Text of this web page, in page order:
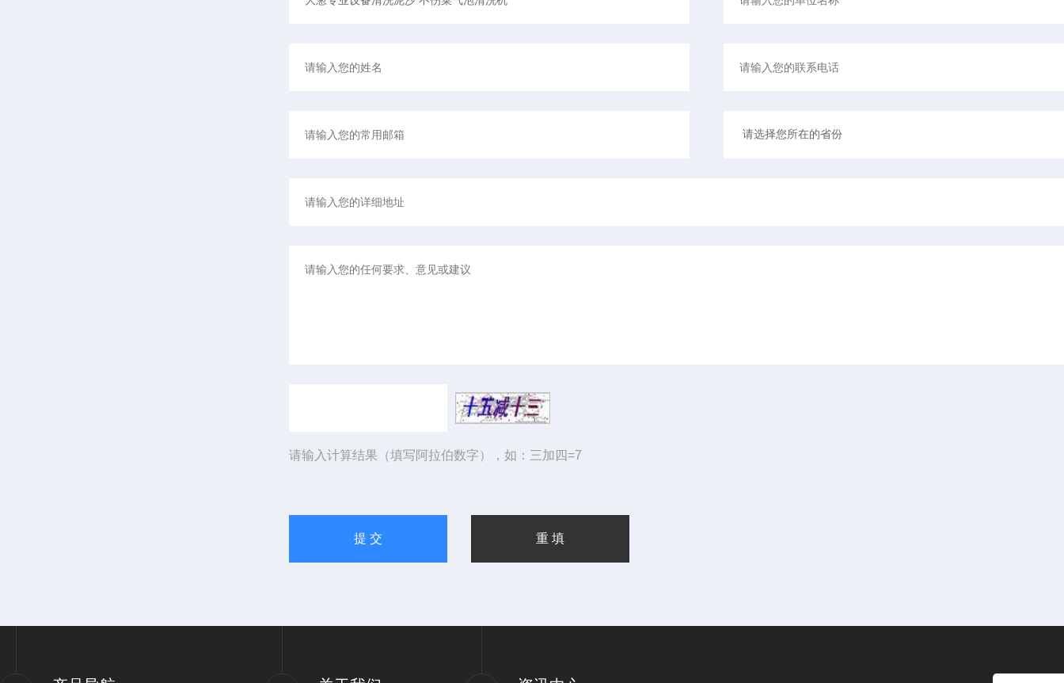
请输入计算结果（填写阿拉伯数字），如：三加四=7